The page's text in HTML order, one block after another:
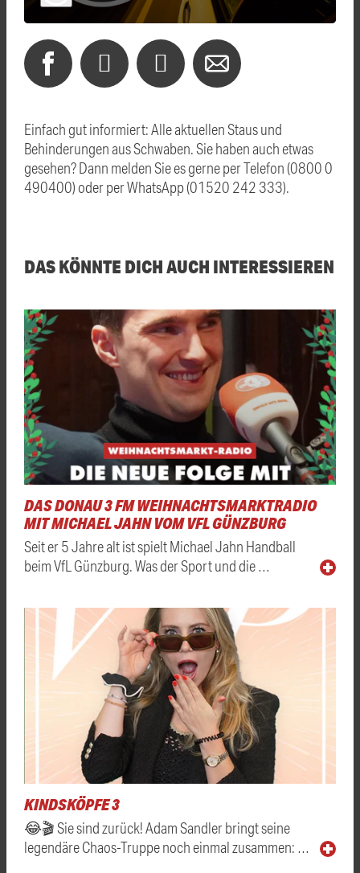
Einfach gut informiert: Alle aktuellen Staus und
Behinderungen aus Schwaben. Sie haben auch etwas
gesehen? Dann melden Sie es gerne per Telefon (0800 0
490400) oder per WhatsApp (01520 242 333).
DAS KÖNNTE DICH AUCH INTERESSIEREN
DAS DONAU 3 FM WEIHNACHTSMARKTRADIO
MIT MICHAEL JAHN VOM VFL GÜNZBURG
Seit er 5 Jahre alt ist spielt Michael Jahn Handball
beim VfL Günzburg. Was der Sport und die …
KINDSKÖPFE 3
😂🎬 Sie sind zurück! Adam Sandler bringt seine
legendäre Chaos-Truppe noch einmal zusammen: …